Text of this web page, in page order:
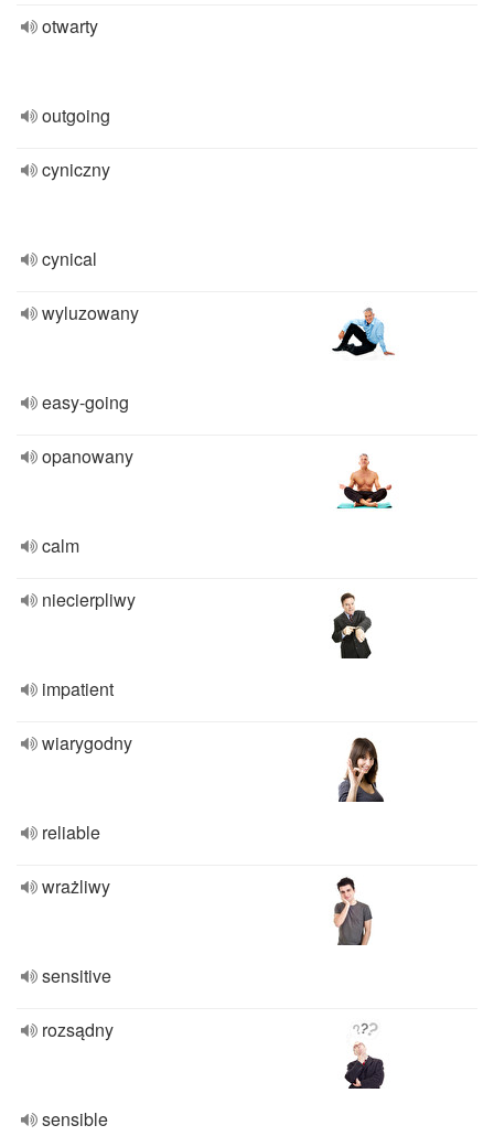
otwarty
outgoing
cyniczny
cynical
wyluzowany
easy-going
opanowany
calm
niecierpliwy
impatient
wiarygodny
reliable
wrażliwy
sensitive
rozsądny
sensible